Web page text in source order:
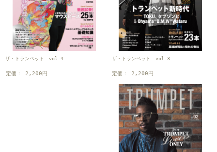
ザ・トランペット vol.4
定価： 2,200円
ザ・トランペット vol.3
定価： 2,200円